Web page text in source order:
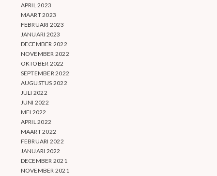
APRIL 2023
MAART 2023
FEBRUARI 2023
JANUARI 2023
DECEMBER 2022
NOVEMBER 2022
OKTOBER 2022
SEPTEMBER 2022
AUGUSTUS 2022
JULI 2022
JUNI 2022
MEI 2022
APRIL 2022
MAART 2022
FEBRUARI 2022
JANUARI 2022
DECEMBER 2021
NOVEMBER 2021